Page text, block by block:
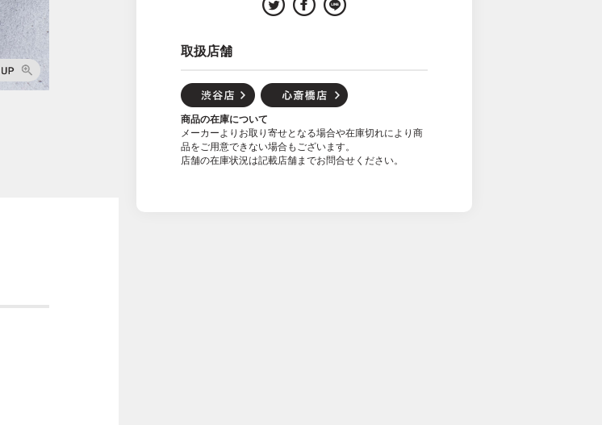
取扱店舗
商品の在庫について
メーカーよりお取り寄せとなる場合や在庫切れにより商
品をご用意できない場合もございます。
店舗の在庫状況は記載店舗までお問合せください。